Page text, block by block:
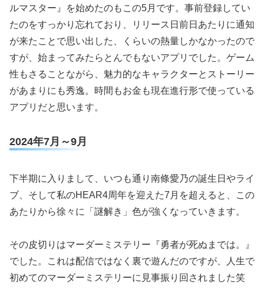
ルマスター』を始めたのもこの5月です。事前登録してい
たのをすっかり忘れており、リリース日前日あたりに通知
が来たことで思い出した、くらいの熱量しかなかったので
すが、始まってみたらとんでもないアプリでした。ゲーム
性もさることながら、魅力的なキャラクターとストーリー
があまりにも秀逸。時間もお金も現在進行形で使っている
アプリだと思います。
2024年7月～9月
下半期に入りまして、いつも通り南條愛乃の誕生日やライ
ブ、そして私のHEAR4周年を迎えた7月を超えると、この
あたりから徐々に「謎解き」色が強くなっていきます。
その皮切りはマーダーミステリー『勇者が死ぬまでは。』
でした。これは配信ではなく裏で遊んだのですが、人生で
初めてのマーダーミステリーに見事振り回されました笑